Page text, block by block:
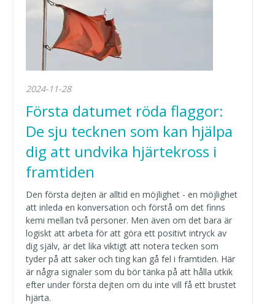
2024-11-28
Första datumet röda flaggor:
De sju tecknen som kan hjälpa
dig att undvika hjärtekross i
framtiden
Den första dejten är alltid en möjlighet - en möjlighet
att inleda en konversation och förstå om det finns
kemi mellan två personer. Men även om det bara är
logiskt att arbeta för att göra ett positivt intryck av
dig själv, är det lika viktigt att notera tecken som
tyder på att saker och ting kan gå fel i framtiden. Här
är några signaler som du bör tänka på att hålla utkik
efter under första dejten om du inte vill få ett brustet
hjärta.